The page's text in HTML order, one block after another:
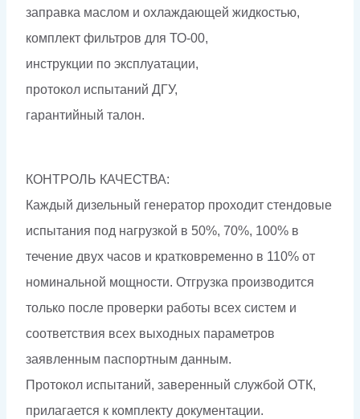
заправка маслом и охлаждающей жидкостью,
комплект фильтров для ТО-00,
инструкции по эксплуатации,
протокол испытаний ДГУ,
гарантийный талон.
КОНТРОЛЬ КАЧЕСТВА:
Каждый дизельный генератор проходит стендовые
испытания под нагрузкой в 50%, 70%, 100% в
течение двух часов и кратковременно в 110% от
номинальной мощности. Отгрузка производится
только после проверки работы всех систем и
соответствия всех выходных параметров
заявленным паспортным данным.
Протокол испытаний, заверенный службой ОТК,
прилагается к комплекту документации.